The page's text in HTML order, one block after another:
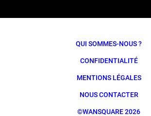
QUI SOMMES-NOUS ?
CONFIDENTIALITÉ
MENTIONS LÉGALES
NOUS CONTACTER
©WANSQUARE 2026